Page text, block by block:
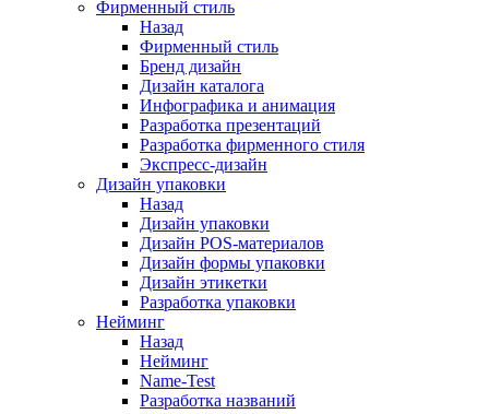
Фирменный стиль
Назад
Фирменный стиль
Бренд дизайн
Дизайн каталога
Инфографика и анимация
Разработка презентаций
Разработка фирменного стиля
Экспресс-дизайн
Дизайн упаковки
Назад
Дизайн упаковки
Дизайн POS-материалов
Дизайн формы упаковки
Дизайн этикетки
Разработка упаковки
Нейминг
Назад
Нейминг
Name-Test
Разработка названий